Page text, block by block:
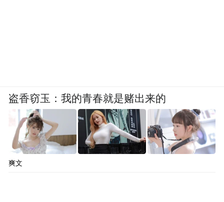
盗香窃玉：我的青春就是赌出来的
爽文